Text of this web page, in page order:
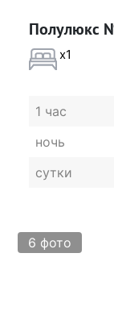
Полулюкс
x1
1 час
ночь
сутки
6 фото